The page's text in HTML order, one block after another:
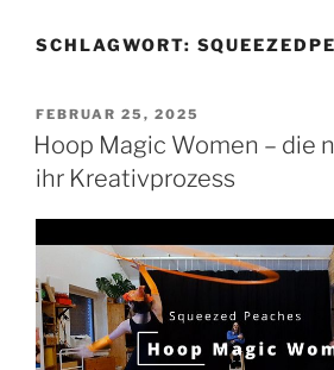
SCHLAGWORT:
VERÖFFENTLICHT
AM
FEBRUAR 25, 2025
Hoop Magic Women – die
ihr Kreativprozess